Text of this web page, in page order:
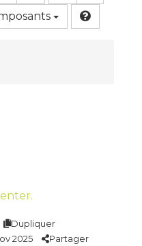
Dupliquer
2025
Partager